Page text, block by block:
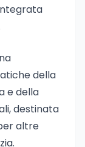
della
e della
destinata
altre